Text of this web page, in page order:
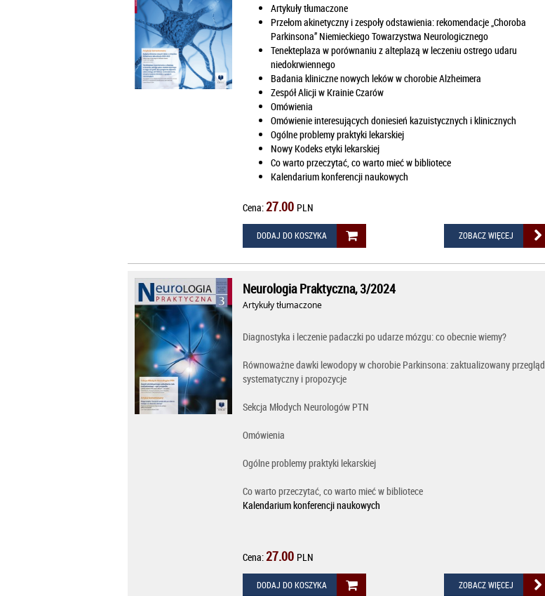
Artykuły tłumaczone
Przełom akinetyczny i zespoły odstawienia: rekomendacje „Choroba
Parkinsona” Niemieckiego Towarzystwa Neurologicznego
Tenekteplaza w porównaniu z alteplazą w leczeniu ostrego udaru
niedokrwiennego
Badania kliniczne nowych leków w chorobie Alzheimera
Zespół Alicji w Krainie Czarów
Omówienia
Omówienie interesujących doniesień kazuistycznych i klinicznych
Ogólne problemy praktyki lekarskiej
Nowy Kodeks etyki lekarskiej
Co warto przeczytać, co warto mieć w bibliotece
Kalendarium konferencji naukowych
Cena:27.00 PLN
DODAJ DO KOSZYKA ZOBACZ WIĘCEJ
Neurologia Praktyczna, 3/2024
Artykuły tłumaczone
Diagnostyka i leczenie padaczki po udarze mózgu: co obecnie wiemy?
Równoważne dawki lewodopy w chorobie Parkinsona: zaktualizowany przegląd
systematyczny i propozycje
Sekcja Młodych Neurologów PTN
Omówienia
Ogólne problemy praktyki lekarskiej
Co warto przeczytać, co warto mieć w bibliotece
Kalendarium konferencji naukowych
Cena: 27.00 PLN
DODAJ DO KOSZYKA ZOBACZ WIĘCEJ